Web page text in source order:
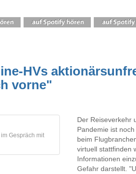
HVs
vorne"
Gespräch mit
Der Reiseverkehr
Pandemie ist
beim
virtuell stattfinden
Informationen
Gefahr darstellt.